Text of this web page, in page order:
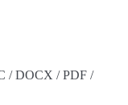
/ DOCX / PDF /